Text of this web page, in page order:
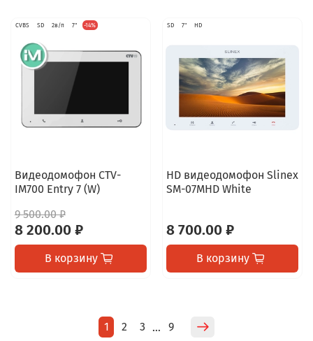
CVBS SD 2в/п 7" -14%
Видеодомофон CTV-
IM700 Entry 7 (W)
9 500.00 ₽
8 200.00 ₽
В корзину
SD 7" HD
HD видеодомофон Slinex
SM-07MHD White
8 700.00 ₽
В корзину
1 2 3 … 9